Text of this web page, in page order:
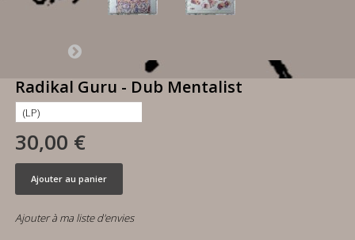
Radikal Guru - Dub Mentalist
30,00 €
Ajouter au panier
Ajouter à ma liste d'envies